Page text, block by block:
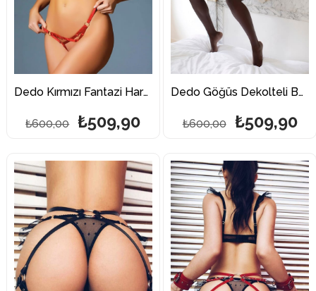
Dedo Kırmızı Fantazi Harness Sütyen Külot Takım
₺509,90
₺600,00
Dedo Göğüs Dekolteli Beyaz Lastik Harness Aksesuar
₺509,90
₺600,00